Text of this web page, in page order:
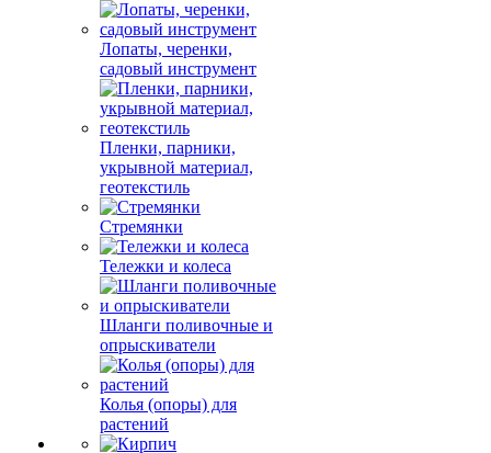
Лопаты, черенки,
садовый инструмент
Пленки, парники,
укрывной материал,
геотекстиль
Стремянки
Тележки и колеса
Шланги поливочные и
опрыскиватели
Колья (опоры) для
растений